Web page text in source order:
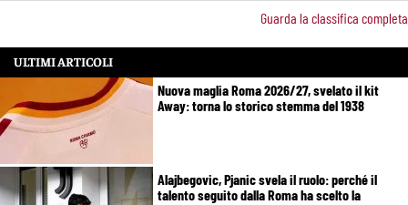
Guarda la classifica completa
ULTIMI ARTICOLI
Nuova maglia Roma 2026/27, svelato il kit
Away: torna lo storico stemma del 1938
Alajbegovic, Pjanic svela il ruolo: perché il
talento seguito dalla Roma ha scelto la